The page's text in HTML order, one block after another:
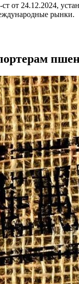
от 24.12.2024,
рынки.